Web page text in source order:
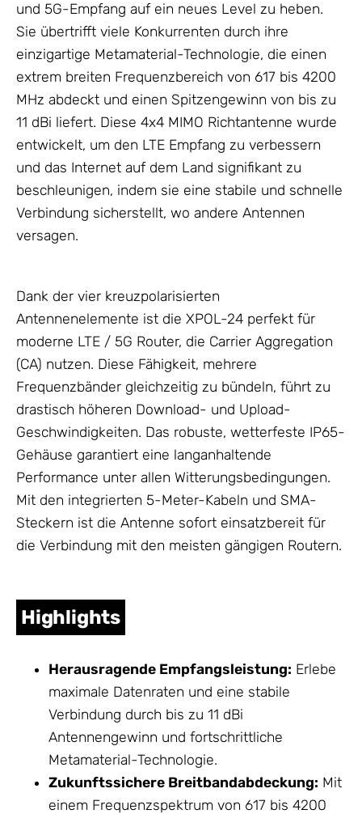
und 5G-Empfang auf ein neues Level zu heben.
Sie übertrifft viele Konkurrenten durch ihre
einzigartige Metamaterial-Technologie, die einen
extrem breiten Frequenzbereich von 617 bis 4200
MHz abdeckt und einen Spitzengewinn von bis zu
11 dBi liefert. Diese 4x4 MIMO Richtantenne wurde
entwickelt, um den LTE Empfang zu verbessern
und das Internet auf dem Land signifikant zu
beschleunigen, indem sie eine stabile und schnelle
Verbindung sicherstellt, wo andere Antennen
versagen.
Dank der vier kreuzpolarisierten
Antennenelemente ist die XPOL-24 perfekt für
moderne LTE / 5G Router, die Carrier Aggregation
(CA) nutzen. Diese Fähigkeit, mehrere
Frequenzbänder gleichzeitig zu bündeln, führt zu
drastisch höheren Download- und Upload-
Geschwindigkeiten. Das robuste, wetterfeste IP65-
Gehäuse garantiert eine langanhaltende
Performance unter allen Witterungsbedingungen.
Mit den integrierten 5-Meter-Kabeln und SMA-
Steckern ist die Antenne sofort einsatzbereit für
die Verbindung mit den meisten gängigen Routern.
Highlights
Herausragende Empfangsleistung: Erlebe
maximale Datenraten und eine stabile
Verbindung durch bis zu 11 dBi
Antennengewinn und fortschrittliche
Metamaterial-Technologie.
Zukunftssichere Breitbandabdeckung: Mit
einem Frequenzspektrum von 617 bis 4200